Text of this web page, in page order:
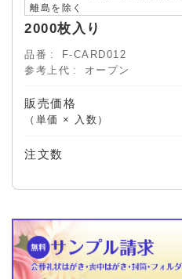
離島を除く
2000枚入り
品番
F-CARD012
参考上代
オープン
販売価格
（単価 × 入数）
注文数